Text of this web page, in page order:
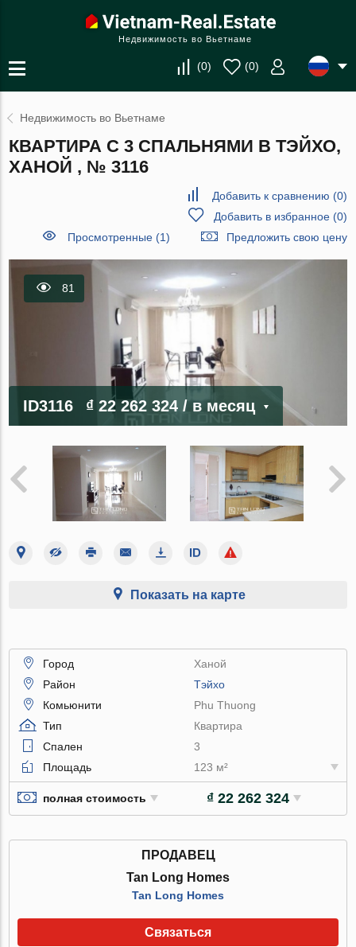
Недвижимость во Вьетнаме
(0) (0)
Недвижимость во Вьетнаме
КВАРТИРА С 3 СПАЛЬНЯМИ В ТЭЙХО,
ХАНОЙ , № 3116
Добавить к сравнению (0)
Добавить в избранное(0)
Просмотренные (1)
Предложить свою цену
81
ID3116 ₫ 22 262 324/ в месяц
Показать на карте
Город
Ханой
Район
Тэйхо
Комьюнити
Phu Thuong
Тип
Квартира
Спален
3
Площадь
123 м²
полная стоимость ₫ 22 262 324
ПРОДАВЕЦ
Tan Long Homes
Tan Long Homes
Связаться